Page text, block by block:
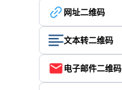
网址二维码
文本转二维码
电子邮件二维码